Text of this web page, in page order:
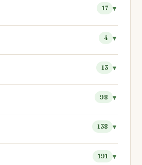
17
4
13
98
138
191